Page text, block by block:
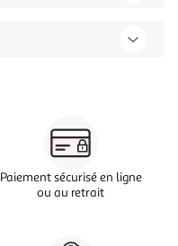
Paiement sécurisé en ligne
ou au retrait